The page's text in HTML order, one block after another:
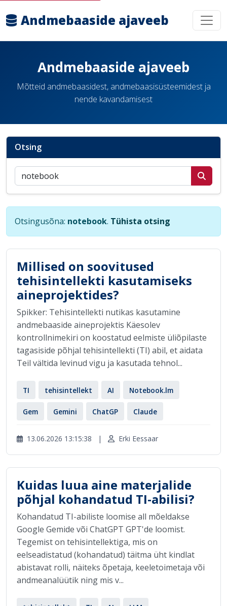
Andmebaaside ajaveeb
Andmebaaside ajaveeb
Mõtteid andmebaasidest, andmebaasisüsteemidest ja
nende kavandamisest
Otsing
Otsi postitusi
Otsingusõna: notebook. Tühista otsing
Millised on soovitused
tehisintellekti kasutamiseks
aineprojektides?
Spikker: Tehisintellekti nutikas kasutamine
andmebaaside aineprojektis Käesolev
kontrollnimekiri on koostatud eelmiste üliõpilaste
tagasiside põhjal tehisintellekti (TI) abil, et aidata
Teil vältida levinud vigu ja kasutada tehnol...
TI tehisintellekt AI Notebook.lm
Gem Gemini ChatGP Claude
13.06.2026 13:15:38 | Erki Eessaar
Kuidas luua aine materjalide
põhjal kohandatud TI-abilisi?
Kohandatud TI-abiliste loomise all mõeldakse
Google Gemide või ChatGPT GPT'de loomist.
Tegemist on tehisintellektiga, mis on
eelseadistatud (kohandatud) täitma üht kindlat
abistavat rolli, näiteks õpetaja, keeletoimetaja või
andmeanalüütik ning mis v...